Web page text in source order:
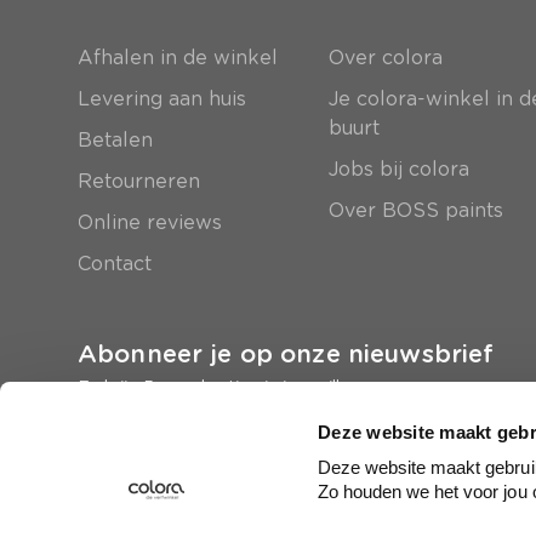
Deze website maakt
Deze website maakt
Zo houden we het voor
Afhalen in de winkel
Levering aan huis
Betalen
Retourneren
Online reviews
Contact
Over colora
Je colora-winkel in
buurt
Jobs bij colora
Over BOSS paints
Abonneer je op onze nieuwsbrief
En krijg 5 euro korting in je mailbox
Inschrijven